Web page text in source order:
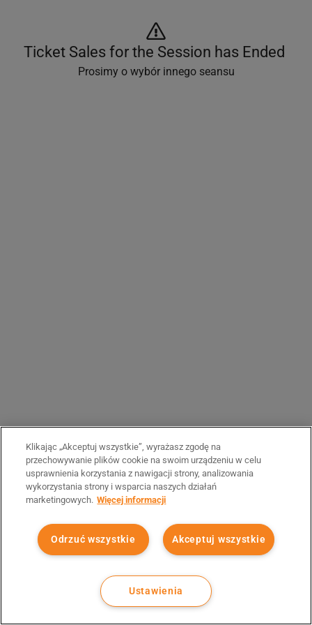
Ticket Sales for the Session has Ended
Prosimy o wybór innego seansu
Klikając „Akceptuj wszystkie”, wyrażasz zgodę na
przechowywanie plików cookie na swoim urządzeniu w celu
usprawnienia korzystania z nawigacji strony, analizowania
wykorzystania strony i wsparcia naszych działań
marketingowych. Więcej informacji
Akceptuj wszystkie
Odrzuć wszystkie
Ustawienia